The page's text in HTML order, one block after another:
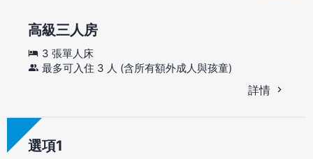
高級三人房
3 張單人床
最多可入住 3 人 (含所有額外成人與孩童)
詳情
選項